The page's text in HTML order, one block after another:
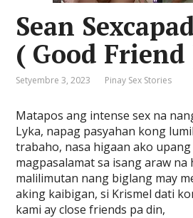
Sean
( Good Friend
Setyembre 3, 2023 Pinay Sex Stories
Matapos ang intense sex na
Lyka, napag pasyahan kong
trabaho, nasa higaan ako
magpasalamat sa isang araw
malilimutan nang biglang may
aking kaibigan, si Krismel dati
kami ay close friends pa din,